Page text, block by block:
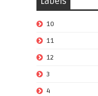
10
11
12
3
4